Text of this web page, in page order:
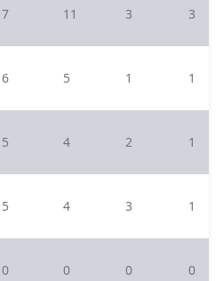
7 11 3 3
6 5 1 1
5 4 2 1
5 4 3 1
0 0 0 0